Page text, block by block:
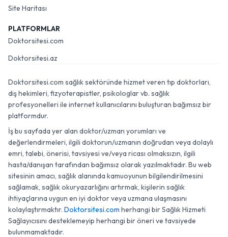
Site Haritası
PLATFORMLAR
Doktorsitesi.com
Doktorsitesi.az
Doktorsitesi.com sağlık sektöründe hizmet veren tıp doktorları,
diş hekimleri, fizyoterapistler, psikologlar vb. sağlık
profesyonelleri ile internet kullanıcılarını buluşturan bağımsız bir
platformdur.
İş bu sayfada yer alan doktor/uzman yorumları ve
değerlendirmeleri, ilgili doktorun/uzmanın doğrudan veya dolaylı
emri, talebi, önerisi, tavsiyesi ve/veya ricası olmaksızın, ilgili
hasta/danışan tarafından bağımsız olarak yazılmaktadır. Bu web
sitesinin amacı, sağlık alanında kamuoyunun bilgilendirilmesini
sağlamak, sağlık okuryazarlığını artırmak, kişilerin sağlık
ihtiyaçlarına uygun en iyi doktor veya uzmana ulaşmasını
kolaylaştırmaktır. Doktorsitesi.com herhangi bir Sağlık Hizmeti
Sağlayıcısını desteklemeyip herhangi bir öneri ve tavsiyede
bulunmamaktadır.